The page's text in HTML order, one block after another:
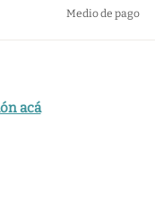
Medio de pago
acá